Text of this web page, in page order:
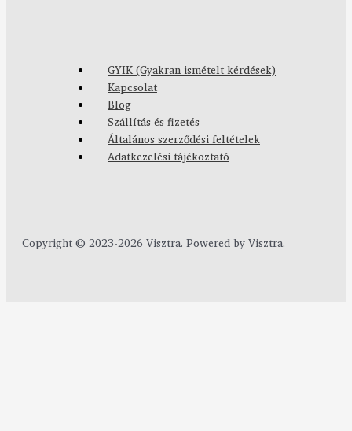
GYIK (Gyakran ismételt kérdések)
Kapcsolat
Blog
Szállítás és fizetés
Általános szerződési feltételek
Adatkezelési tájékoztató
Copyright © 2023-2026 Visztra. Powered by Visztra.